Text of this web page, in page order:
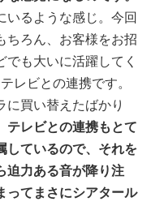
いるような感じ。今回
ちろん、お客様をお招
も大いに活躍してく
レビとの連携です。
に買い替えたばかり
テレビとの連携もとて
しているので、それを
迫力ある音が降り注
ってまさにシアタール